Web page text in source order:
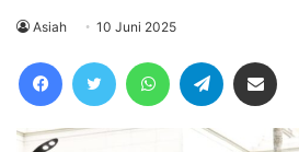
Asiah 10 Juni 2025
FacebookTwitter WhatsAppTelegram